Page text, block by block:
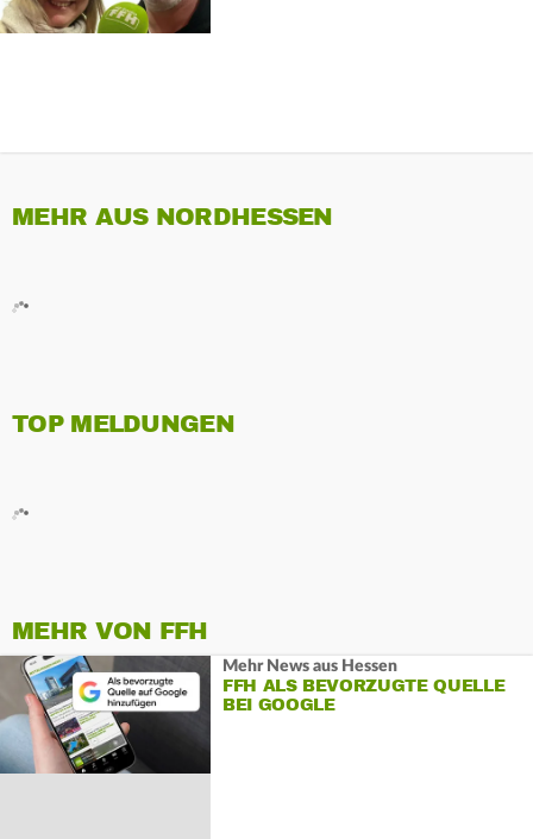
MEHR AUS NORDHESSEN
TOP MELDUNGEN
MEHR VON FFH
Mehr News aus Hessen
FFH ALS BEVORZUGTE QUELLE
BEI GOOGLE